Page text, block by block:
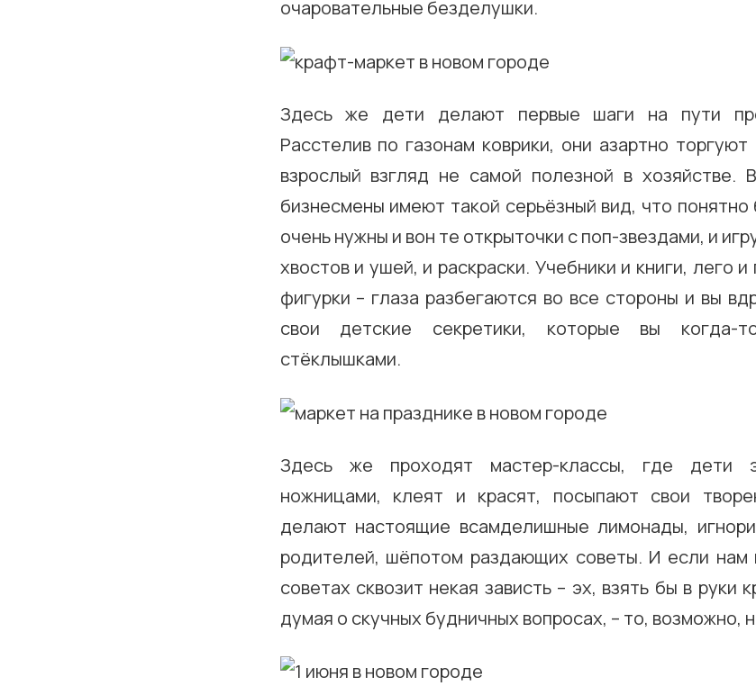
очаровательные безделушки.
Здесь же дети делают первые шаги на пути
Расстелив по газонам коврики, они азартно торгуют
взрослый взгляд не самой полезной в хозяйстве.
бизнесмены имеют такой серьёзный вид, что
очень нужны и вон те открыточки с поп-звездами, и
хвостов и ушей, и раскраски. Учебники и книги, лего
фигурки – глаза разбегаются во все стороны и вы
свои детские секретики, которые вы когда-
стёклышками.
Здесь же проходят мастер-классы, где дети
ножницами, клеят и красят, посыпают свои
делают настоящие всамделишные лимонады,
родителей, шёпотом раздающих советы. И если нам
советах сквозит некая зависть – эх, взять бы в руки
думая о скучных будничных вопросах, – то, возможно,